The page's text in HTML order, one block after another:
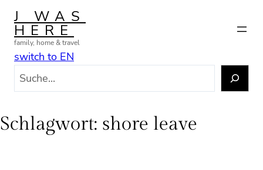
Zum
Inhalt
springen
J WAS
HERE
family, home & travel
switch to EN
h
e
Schlagwort: shore leave